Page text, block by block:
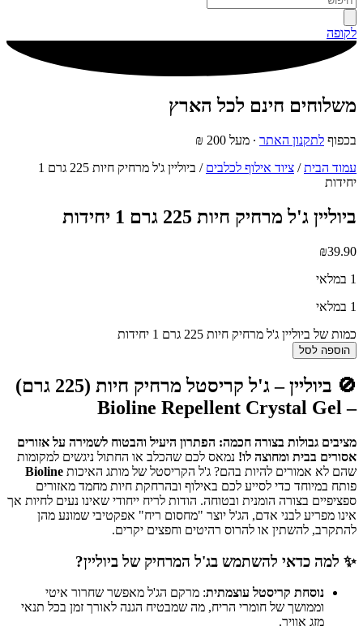
לקופה
משלוחים חינם לכל הארץ
בכפוף לתקנון האתר ∙ מעל 200 ₪
עמוד הבית/ ציוד אילוף לכלבים
/ ביוליין ג'ל מרחיק חיות 225 גרם 1
יחידות
ביוליין ג'ל מרחיק חיות 225 גרם 1 יחידות
₪39.90
1 במלאי
1 במלאי
כמות של ביוליין ג'ל מרחיק חיות 225 גרם 1 יחידות
הוספה לסל
🚫 ביוליין – ג'ל קריסטל מרחיק חיות (225 גרם)
– Bioline Repellent Crystal Gel
מציבים גבולות בצורה חכמה: הפתרון היעיל והבטוח לשמירה על אזורים
אסורים בבית ומחוצה לו! נמאס לכם שהכלב או החתול ניגשים למקומות
שהם לא אמורים להיות בהם? ג'ל הקריסטל של מותג האיכות Bioline
פותח במיוחד כדי לסייע לכם באילוף ובהרחקת חיות מחמד מאזורים
ספציפיים בצורה הומנית ובטוחה. הודות לריח ייחודי שאינו נעים לחיות אך
אינו מפריע לבני אדם, הג'ל יוצר "מחסום ריח" אפקטיבי שמונע מהן
להתקרב, להשתין או להרוס רהיטים וחפצים יקרים.
✨ למה כדאי להשתמש בג'ל המרחיק של ביוליין?
נוסחת קריסטל עוצמתית: מרקם הג'ל מאפשר שחרור איטי
וממושך של חומרי הריח, מה שמבטיח הגנה לאורך זמן בכל תנאי
מזג אוויר.